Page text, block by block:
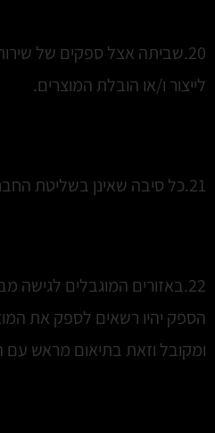
20.שביתה אצל ספקים של
לייצור ו/או הובלת המוצרים.
21.כל סיבה שאינן בשליטת החברה.
22.באזורים המוגבלים לגישה
הספק יהיו רשאים לספק את
ומקובל וזאת בתיאום מראש עם